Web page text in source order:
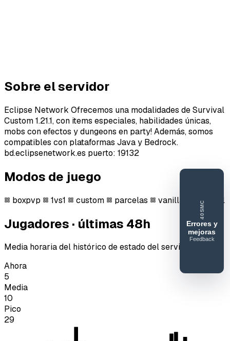
Sobre el servidor
Eclipse Network Ofrecemos una modalidades de Survival
Custom 1.21.1, con items especiales, habilidades únicas,
mobs con efectos y dungeons en party! Además, somos
compatibles con plataformas Java y Bedrock.
bd.eclipsenetwork.es puerto: 19132
Modos de juego
boxpvp 1vs1 custom parcelas vanilla survival
Jugadores · últimas 48h
Media horaria del histórico de estado del servidor.
Ahora
5
Media
10
Pico
29
40SMC
Errores y
mejoras
Feedback
40SERVIDORESMC